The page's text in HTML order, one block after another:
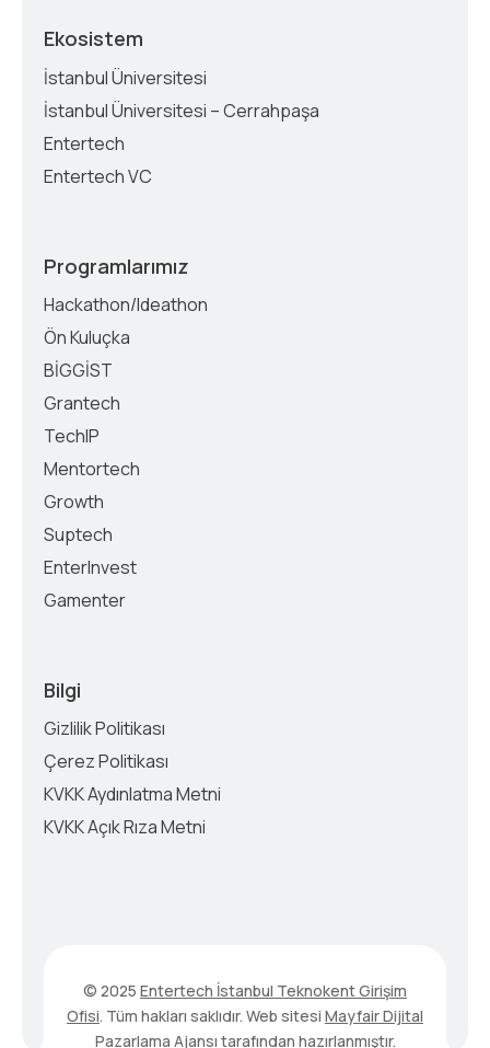
Ekosistem
İstanbul Üniversitesi
İstanbul Üniversitesi – Cerrahpaşa
Entertech
Entertech VC
Programlarımız
Hackathon/Ideathon
Ön Kuluçka
BİGGİST
Grantech
TechIP
Mentortech
Growth
Suptech
EnterInvest
Gamenter
Bilgi
Gizlilik Politikası
Çerez Politikası
KVKK Aydınlatma Metni
KVKK Açık Rıza Metni
© 2025 Entertech İstanbul Teknokent Girişim
Ofisi. Tüm hakları saklıdır. Web sitesi Mayfair Dijital
Pazarlama Ajansı tarafından hazırlanmıştır.